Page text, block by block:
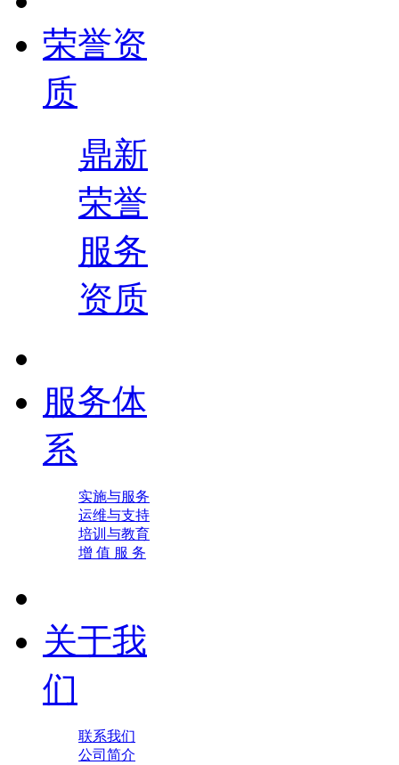
荣誉资
质
鼎新
荣誉
服务
资质
服务体
系
实施与服务
运维与支持
培训与教育
增 值 服 务
关于我
们
联系我们
公司简介